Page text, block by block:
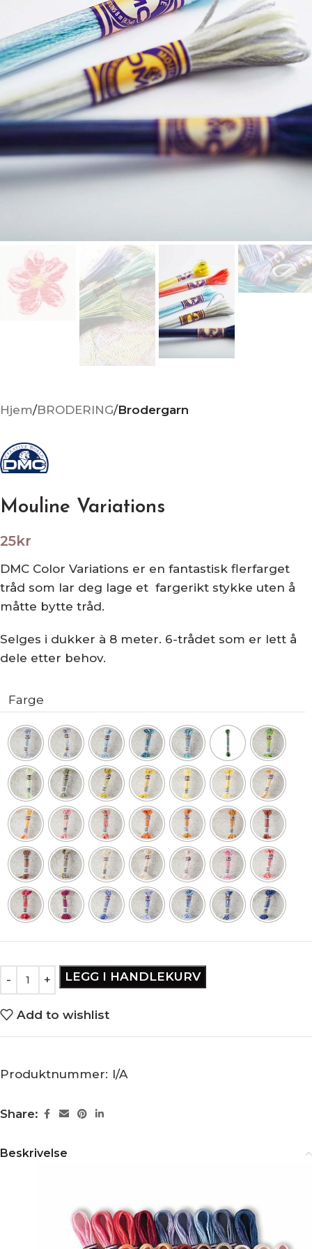
Hjem BRODERING Brodergarn
Mouline Variations
25kr
DMC Color Variations er en fantastisk flerfarget
tråd som lar deg lage et fargerikt stykke uten å
måtte bytte tråd.
Selges i dukker à 8 meter. 6-trådet som er lett å
dele etter behov.
Farge
LEGG I HANDLEKURV
Add to wishlist
Produktnummer: I/A
Share:
Beskrivelse